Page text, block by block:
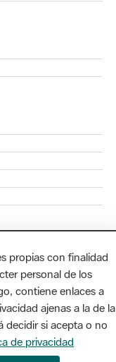
Badajoz, 49.
propias con finalidad
personal de los
contiene enlaces a
ajenas a la de la
decidir si acepta o no
de privacidad